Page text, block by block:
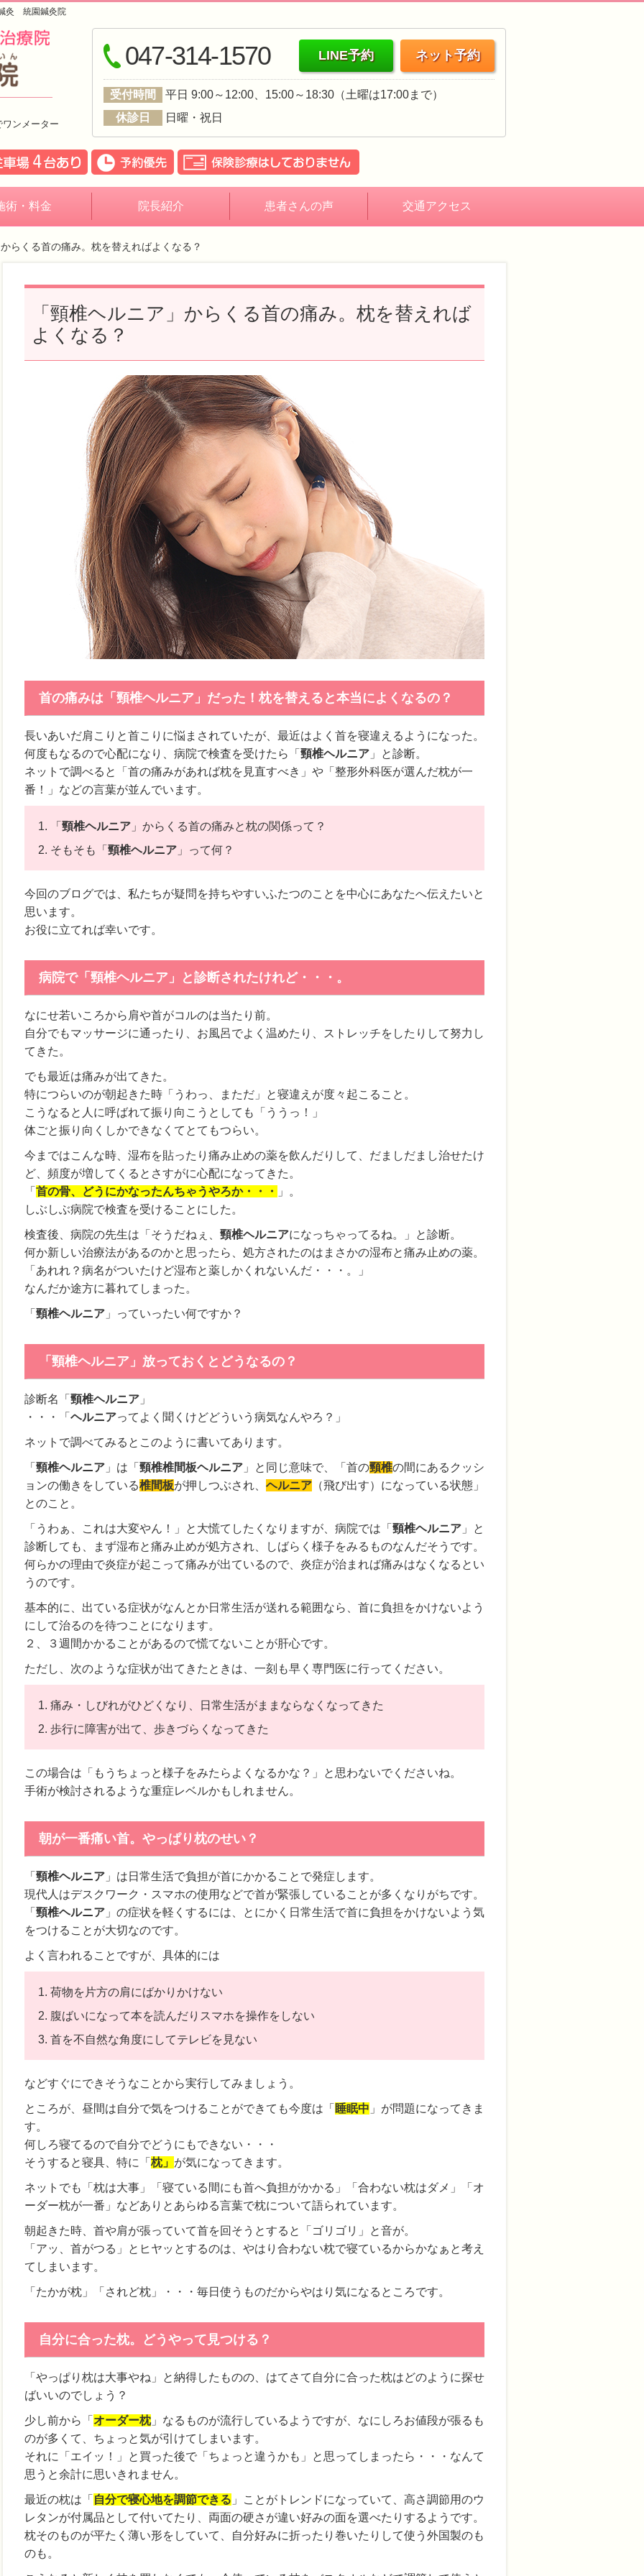
灸 統園鍼灸院
ンメーター
047-314-1570 ネット予約
LINE予約
受付時間
平日 9:00～12:00、15:00～18:30（土曜は17:00まで）
休診日
日曜・祝日
術・料金 院長紹介 患者さんの声 交通アクセス
らくる首の痛み。枕を替えればよくなる？
「頸椎ヘルニア」からくる首の痛み。枕を替えれば
よくなる？
首の痛みは「頸椎ヘルニア」だった！枕を替えると本当によくなるの？
長いあいだ肩こりと首こりに悩まされていたが、最近はよく首を寝違えるようになった。
何度もなるので心配になり、病院で検査を受けたら「 頸椎ヘルニア 」と診断。
ネットで調べると「首の痛みがあれば枕を見直すべき」や「整形外科医が選んだ枕が一
番！」などの言葉が並んでいます。
「 頸椎ヘルニア 」からくる首の痛みと枕の関係って？
そもそも「 頸椎ヘルニア 」って何？
今回のブログでは、私たちが疑問を持ちやすいふたつのことを中心にあなたへ伝えたいと
思います。
お役に立てれば幸いです。
病院で「頸椎ヘルニア」と診断されたけれど・・・。
なにせ若いころから肩や首がコルのは当たり前。
自分でもマッサージに通ったり、お風呂でよく温めたり、ストレッチをしたりして努力し
てきた。
でも最近は痛みが出てきた。
特につらいのが朝起きた時「うわっ、まただ」と寝違えが度々起こること。
こうなると人に呼ばれて振り向こうとしても「ううっ！」
体ごと振り向くしかできなくてとてもつらい。
今まではこんな時、湿布を貼ったり痛み止めの薬を飲んだりして、だましだまし治せたけ
ど、頻度が増してくるとさすがに心配になってきた。
「 首の骨、どうにかなったんちゃうやろか・・・
」。
しぶしぶ病院で検査を受けることにした。
検査後、病院の先生は「そうだねぇ、 頸椎ヘルニアになっちゃってるね。」と診断。
何か新しい治療法があるのかと思ったら、処方されたのはまさかの湿布と痛み止めの薬。
「あれれ？病名がついたけど湿布と薬しかくれないんだ・・・。」
なんだか途方に暮れてしまった。
「 頸椎ヘルニア 」っていったい何ですか？
「頸椎ヘルニア」放っておくとどうなるの？
診断名「 頸椎ヘルニア 」
・・・「 ヘルニアってよく聞くけどどういう病気なんやろ？」
ネットで調べてみるとこのように書いてあります。
「 頸椎ヘルニア 」は「 頸椎椎間板ヘルニア 」と同じ意味で、「首の頸椎の間にあるクッシ
ョンの働きをしている椎間板が押しつぶされ、 ヘルニア （飛び出す）になっている状態」
とのこと。
「うわぁ、これは大変やん！」と大慌てしたくなりますが、病院では「 頸椎ヘルニア 」と
診断しても、まず湿布と痛み止めが処方され、しばらく様子をみるものなんだそうです。
何らかの理由で炎症が起こって痛みが出ているので、炎症が治まれば痛みはなくなるとい
うのです。
基本的に、出ている症状がなんとか日常生活が送れる範囲なら、首に負担をかけないよう
にして治るのを待つことになります。
２、３週間かかることがあるので慌てないことが肝心です。
ただし、次のような症状が出てきたときは、一刻も早く専門医に行ってください。
痛み・しびれがひどくなり、日常生活がままならなくなってきた
歩行に障害が出て、歩きづらくなってきた
この場合は「もうちょっと様子をみたらよくなるかな？」と思わないでくださいね。
手術が検討されるような重症レベルかもしれません。
朝が一番痛い首。やっぱり枕のせい？
「 頸椎ヘルニア 」は日常生活で負担が首にかかることで発症します。
現代人はデスクワーク・スマホの使用などで首が緊張していることが多くなりがちです。
「 頸椎ヘルニア 」の症状を軽くするには、とにかく日常生活で首に負担をかけないよう気
をつけることが大切なのです。
よく言われることですが、具体的には
荷物を片方の肩にばかりかけない
腹ばいになって本を読んだりスマホを操作をしない
首を不自然な角度にしてテレビを見ない
などすぐにできそうなことから実行してみましょう。
ところが、昼間は自分で気をつけることができても今度は「 睡眠中 」が問題になってきま
す。
何しろ寝てるので自分でどうにもできない・・・
そうすると寝具、特に「 枕」 が気になってきます。
ネットでも「枕は大事」「寝ている間にも首へ負担がかかる」「合わない枕はダメ」「オ
ーダー枕が一番」などありとあらゆる言葉で枕について語られています。
朝起きた時、首や肩が張っていて首を回そうとすると「ゴリゴリ」と音が。
「アッ、首がつる」とヒヤッとするのは、やはり合わない枕で寝ているからかなぁと考え
てしまいます。
「たかが枕」「されど枕」・・・毎日使うものだからやはり気になるところです。
自分に合った枕。どうやって見つける？
「やっぱり枕は大事やね」と納得したものの、はてさて自分に合った枕はどのように探せ
ばいいのでしょう？
少し前から「 オーダー枕」なるものが流行しているようですが、なにしろお値段が張るも
のが多くて、ちょっと気が引けてしまいます。
それに「エイッ！」と買った後で「ちょっと違うかも」と思ってしまったら・・・なんて
思うと余計に思いきれません。
最近の枕は「 自分で寝心地を調節できる 」ことがトレンドになっていて、高さ調節用のウ
レタンが付属品として付いてたり、両面の硬さが違い好みの面を選べたりするようです。
枕そのものが平たく薄い形をしていて、自分好みに折ったり巻いたりして使う外国製のも
のも。